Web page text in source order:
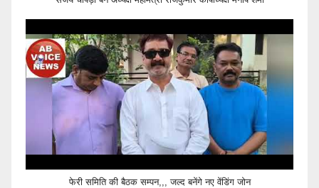
फेरी समिति की बैठक सम्पन,,, जल्द बनेंगे नए वेंडिंग जोन